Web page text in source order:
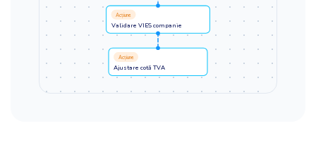
Acțiune
Validare VIES companie
Acțiune
Ajustare cotă TVA